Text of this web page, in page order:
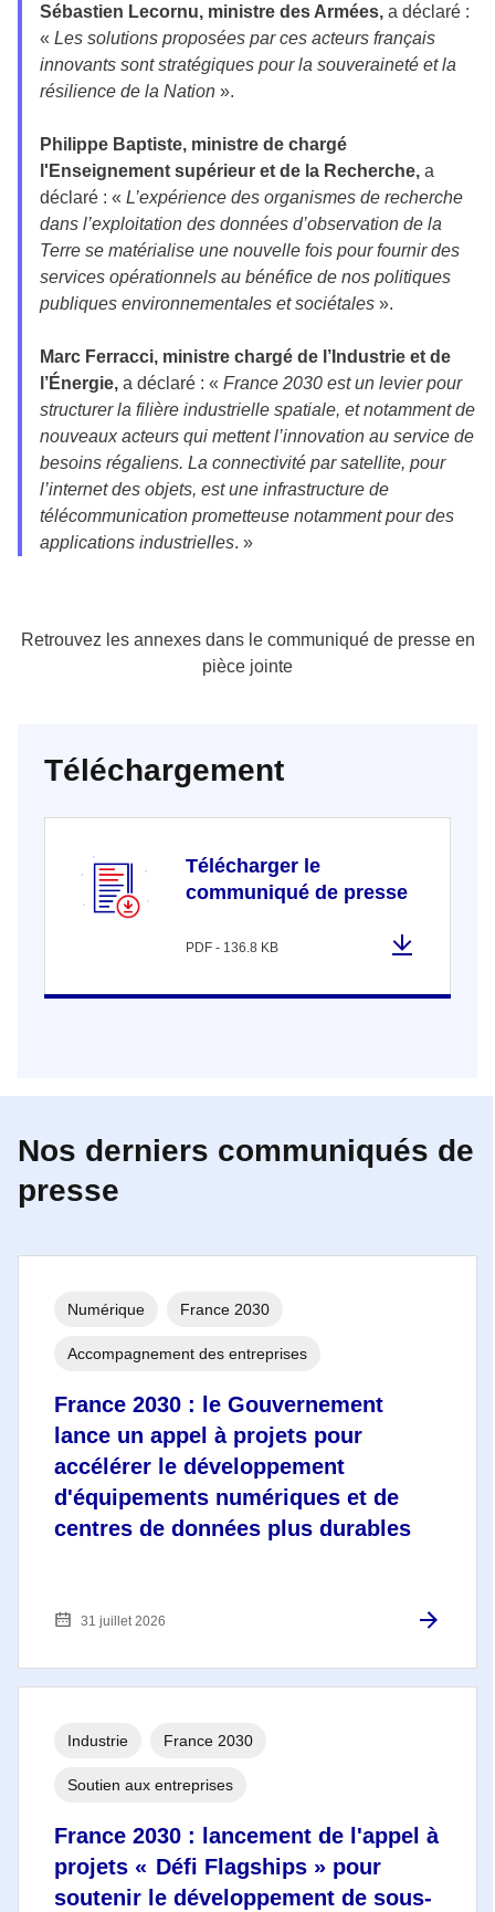
Sébastien Lecornu, ministre des Armées, a déclaré :
« Les solutions proposées par ces acteurs français
innovants sont stratégiques pour la souveraineté et la
résilience de la Nation ».
Philippe Baptiste, ministre de chargé
l'Enseignement supérieur et de la Recherche, a
déclaré : « L’expérience des organismes de recherche
dans l’exploitation des données d’observation de la
Terre se matérialise une nouvelle fois pour fournir des
services opérationnels au bénéfice de nos politiques
publiques environnementales et sociétales ».
Marc Ferracci, ministre chargé de l’Industrie et de
l’Énergie, a déclaré : « France 2030 est un levier pour
structurer la filière industrielle spatiale, et notamment de
nouveaux acteurs qui mettent l’innovation au service de
besoins régaliens. La connectivité par satellite, pour
l’internet des objets, est une infrastructure de
télécommunication prometteuse notamment pour des
applications industrielles. »
Retrouvez les annexes dans le communiqué de presse en
pièce jointe
Téléchargement
Télécharger le
communiqué de presse
PDF - 136.8 KB
Nos derniers communiqués de
presse
France 2030 : le Gouvernement
lance un appel à projets pour
accélérer le développement
d'équipements numériques et de
centres de données plus durables
Numérique France 2030
Accompagnement des entreprises
31 juillet 2026
France 2030 : lancement de l'appel à
projets « Défi Flagships » pour
soutenir le développement de sous-
Industrie France 2030
Soutien aux entreprises